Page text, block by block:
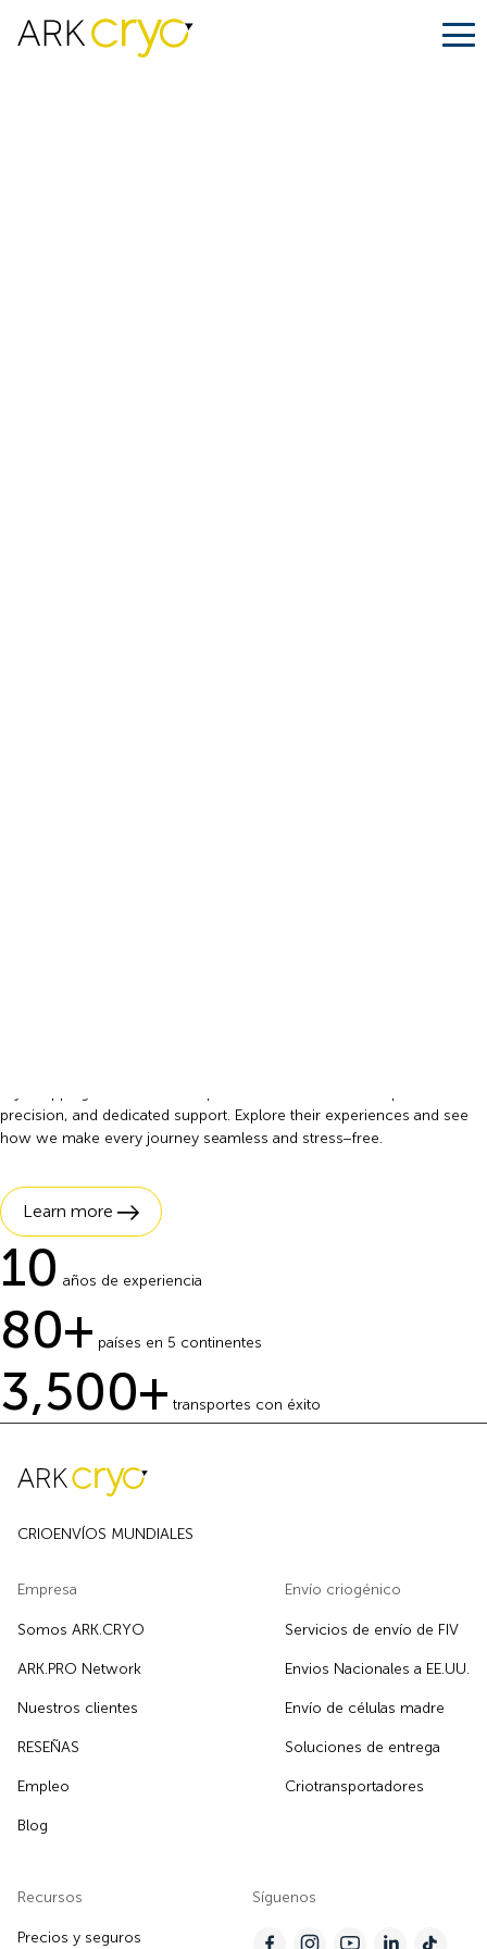
Lo que dicen nuestros clientes.
precision, and dedicated support. Explore their experiences and see
how we make every journey seamless and stress−free.
Learn more
10 años de experiencia
80+ países en 5 continentes
3,500+ transportes con éxito
CRIOENVÍOS MUNDIALES
Empresa
Somos ARK.CRYO
ARK.PRO Network
Nuestros clientes
RESEÑAS
Empleo
Blog
Envío criogénico
Servicios de envío de FIV
Envios Nacionales a EE.UU.
Envío de células madre
Soluciones de entrega
Criotransportadores
Recursos
Precios y seguros
Síguenos